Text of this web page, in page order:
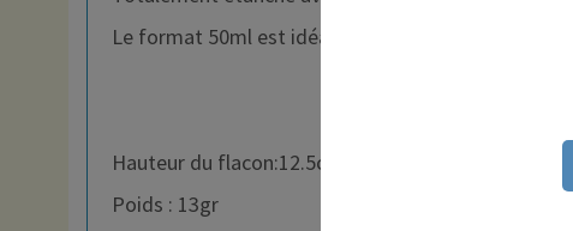
Le format 50ml est idéal pour les voyages, et son
Hauteur du flacon:12.5cm
Poids : 13gr